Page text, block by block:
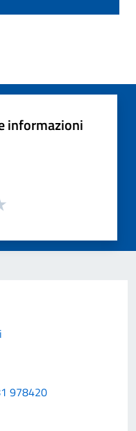
informazioni
978420